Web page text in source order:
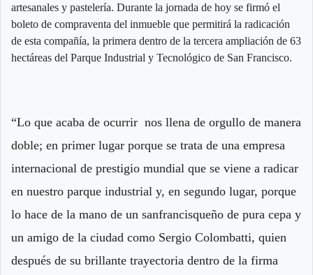
artesanales y pastelería. Durante la jornada de hoy se firmó el
boleto de compraventa del inmueble que permitirá la radicación
de esta compañía, la primera dentro de la tercera ampliación de 63
hectáreas del Parque Industrial y Tecnológico de San Francisco.
“Lo que acaba de ocurrir nos llena de orgullo de manera
doble; en primer lugar porque se trata de una empresa
internacional de prestigio mundial que se viene a radicar
en nuestro parque industrial y, en segundo lugar, porque
lo hace de la mano de un sanfrancisqueño de pura cepa y
un amigo de la ciudad como Sergio Colombatti, quien
después de su brillante trayectoria dentro de la firma